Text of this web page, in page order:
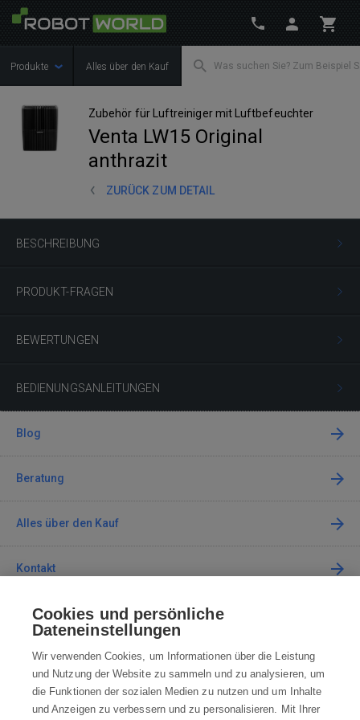
Produkte Alles über den Kauf
Zubehör für Luftreiniger mit Luftbefeuchter
Venta LW15 Original
anthrazit
ZURÜCK ZUM DETAIL
BESCHREIBUNG
PRODUKT-FRAGEN
BEWERTUNGEN
BEDIENUNGSANLEITUNGEN
Blog
Beratung
Alles über den Kauf
Kontakt
Kontaktieren Sie uns
info@robotworld.de
+49 25 197 159 962 Mo-Fr 8:00—16:00 Uhr
ALLE KONTAKTE
Cookies und persönliche
Dateneinstellungen
Wir verwenden Cookies, um Informationen über die Leistung
und Nutzung der Website zu sammeln und zu analysieren, um
die Funktionen der sozialen Medien zu nutzen und um Inhalte
und Anzeigen zu verbessern und zu personalisieren. Mit Ihrer